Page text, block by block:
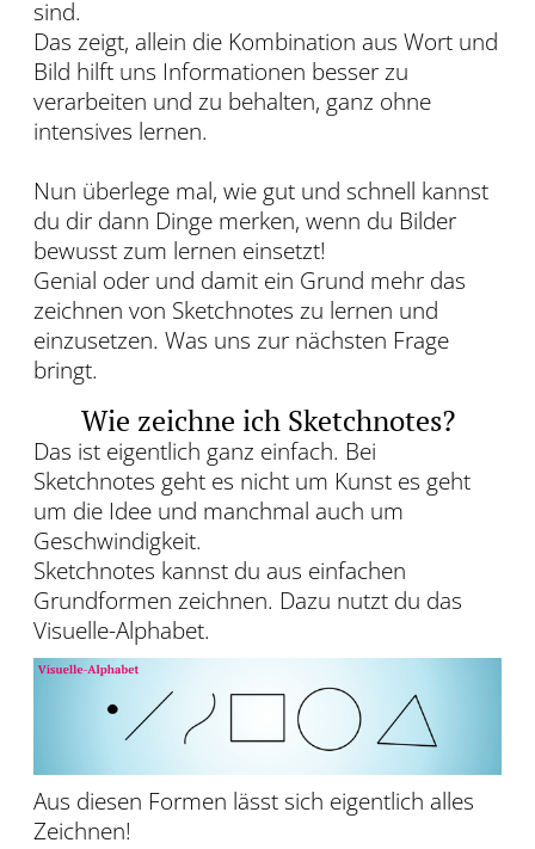
sind.
Das zeigt, allein die Kombination aus Wort und
Bild hilft uns Informationen besser zu
verarbeiten und zu behalten, ganz ohne
intensives lernen.
Nun überlege mal, wie gut und schnell kannst
du dir dann Dinge merken, wenn du Bilder
bewusst zum lernen einsetzt!
Genial oder und damit ein Grund mehr das
zeichnen von Sketchnotes zu lernen und
einzusetzen. Was uns zur nächsten Frage
bringt.
Wie zeichne ich Sketchnotes?
Das ist eigentlich ganz einfach. Bei
Sketchnotes geht es nicht um Kunst es geht
um die Idee und manchmal auch um
Geschwindigkeit.
Sketchnotes kannst du aus einfachen
Grundformen zeichnen. Dazu nutzt du das
Visuelle-Alphabet.
Aus diesen Formen lässt sich eigentlich alles
Zeichnen!